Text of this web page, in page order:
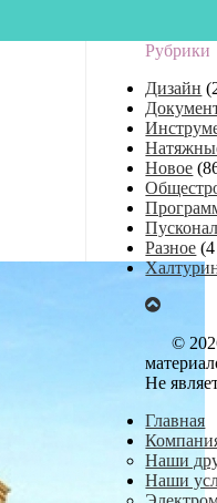
Рубрики
Дизайн
Новое
Разное
©
Не
Главная
Наши
Наши